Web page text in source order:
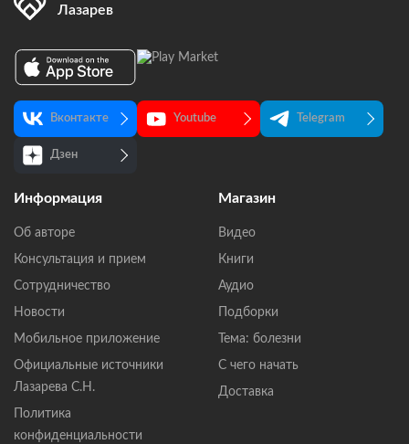
Лазарев
Вконтакте Youtube Telegram
Дзен
Информация
Об авторе
Консультация и прием
Сотрудничество
Новости
Мобильное приложение
Официальные источники
Лазарева С.Н.
Политика
конфиденциальности
Магазин
Видео
Книги
Аудио
Подборки
Тема: болезни
С чего начать
Доставка